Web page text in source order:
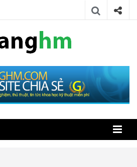
gianghm
kỹ thuật miễn phí